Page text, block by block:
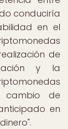
conduciría
en el
de
y la
cambio de
en